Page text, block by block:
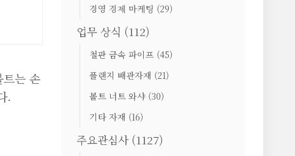
경영 경제 마케팅 (29)
업무 상식 (112)
철판 금속 파이프 (45)
플랜지 배관자재 (21)
볼트 너트 와샤 (30)
기타 자재 (16)
주요관심사 (1127)
트는 손
.